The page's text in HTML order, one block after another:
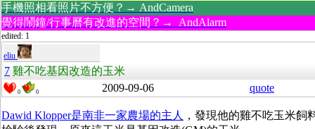
手機照相看照片不方便？→ AndCamera
覺得鬧鐘/行事曆有改進的空間？→ AndAlarm
edited: 1
eliu
7 雞不吃基因改造的玉米
0 0 2009-09-06 quote
Dawid Klopper是南非一家農場的主人 ，發現他的雞不吃玉米飼